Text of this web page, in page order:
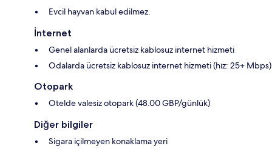
Evcil hayvan kabul edilmez.
İnternet
Genel alanlarda ücretsiz kablosuz internet hizmeti
Odalarda ücretsiz kablosuz internet hizmeti (hız: 25+ Mbps)
Otopark
Otelde valesiz otopark (48.00 GBP/günlük)
Diğer bilgiler
Sigara içilmeyen konaklama yeri